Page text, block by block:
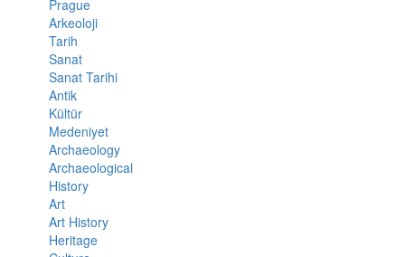
Prague
Arkeoloji
Tarih
Sanat
Sanat Tarihi
Antik
Kültür
Medeniyet
Archaeology
Archaeological
History
Art
Art History
Heritage